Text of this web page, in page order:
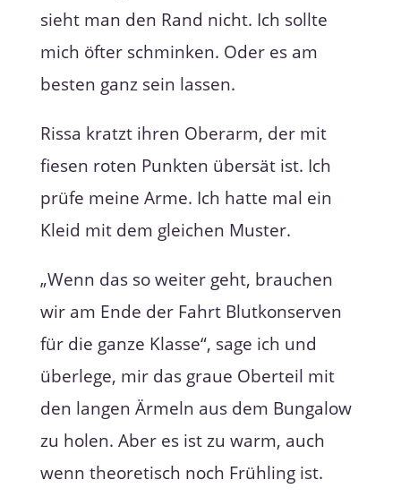
sieht man den Rand nicht. Ich sollte
mich öfter schminken. Oder es am
besten ganz sein lassen.
Rissa kratzt ihren Oberarm, der mit
fiesen roten Punkten übersät ist. Ich
prüfe meine Arme. Ich hatte mal ein
Kleid mit dem gleichen Muster.
„Wenn das so weiter geht, brauchen
wir am Ende der Fahrt Blutkonserven
für die ganze Klasse“, sage ich und
überlege, mir das graue Oberteil mit
den langen Ärmeln aus dem Bungalow
zu holen. Aber es ist zu warm, auch
wenn theoretisch noch Frühling ist.